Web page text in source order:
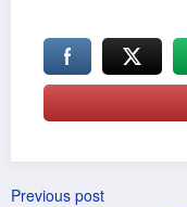
Previous post